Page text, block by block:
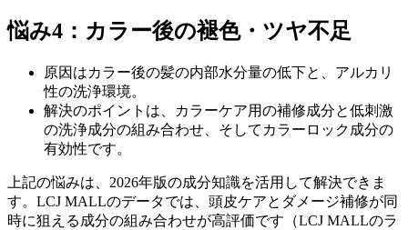
悩み4：カラー後の褪色・ツヤ不足
原因はカラー後の髪の内部水分量の低下と、アルカリ
性の洗浄環境。
解決のポイントは、カラーケア用の補修成分と低刺激
の洗浄成分の組み合わせ、そしてカラーロック成分の
有効性です。
上記の悩みは、2026年版の成分知識を活用して解決できま
す。LCJ MALLのデータでは、頭皮ケアとダメージ補修が同
時に狙える成分の組み合わせが高評価です（LCJ MALLのラ